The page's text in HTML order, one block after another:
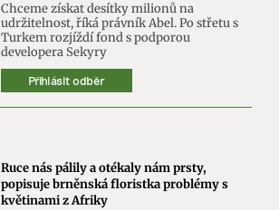
Chceme získat desítky milionů na
udržitelnost, říká právník Abel. Po střetu s
Turkem rozjíždí fond s podporou
developera Sekyry
Přihlásit odběr
Ruce nás pálily a otékaly nám prsty,
popisuje brněnská floristka problémy s
květinami z Afriky